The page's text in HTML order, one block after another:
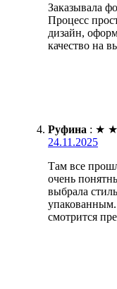
Заказывала
Процесс
дизайн,
качество на
Руфина : ★ ★
24.11.2025
Там все
очень
выбрала
упакованным.
смотрится